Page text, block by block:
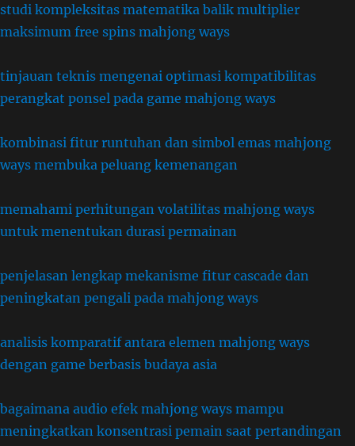
studi kompleksitas matematika balik multiplier
maksimum free spins mahjong ways
tinjauan teknis mengenai optimasi kompatibilitas
perangkat ponsel pada game mahjong ways
kombinasi fitur runtuhan dan simbol emas mahjong
ways membuka peluang kemenangan
memahami perhitungan volatilitas mahjong ways
untuk menentukan durasi permainan
penjelasan lengkap mekanisme fitur cascade dan
peningkatan pengali pada mahjong ways
analisis komparatif antara elemen mahjong ways
dengan game berbasis budaya asia
bagaimana audio efek mahjong ways mampu
meningkatkan konsentrasi pemain saat pertandingan